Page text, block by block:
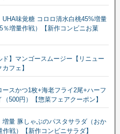
UHA味覚糖 コロロ清水白桃45%増量
％増量作戦）【新作コンビニお菓
ド】マンゴースムージー【リニュー
フェ】
ースかつ1枚+海老フライ2尾+ハーフ
500円）【惣菜フェアクーポン】
増量 豚しゃぶのパスタサラダ（おか
作戦）【新作コンビニサラダ】